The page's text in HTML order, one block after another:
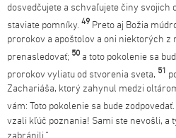
dosvedčujete a schvaľujete činy svojich
staviate pomníky. 49 Preto aj Božia
prorokov a apoštolov a oni niektorých z
prenasledovať; 50 a toto pokolenie sa
prorokov vyliatu od stvorenia sveta, 51
Zachariáša, ktorý zahynul medzi
vám: Toto pokolenie sa bude zodpovedať.
vzali kľúč poznania! Sami ste nevošli, a